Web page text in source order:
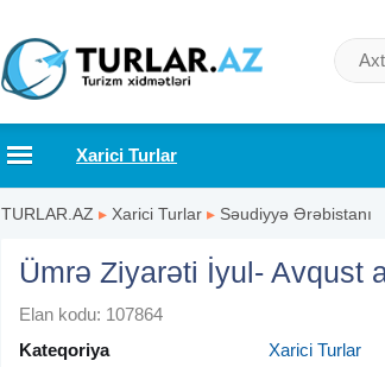
Xarici Turlar
TURLAR.AZ ▸ Xarici Turlar ▸ Səudiyyə Ərəbistanı
Ümrə Ziyarəti İyul- Avqust
Elan kodu: 107864
Kateqoriya
Xarici Turlar